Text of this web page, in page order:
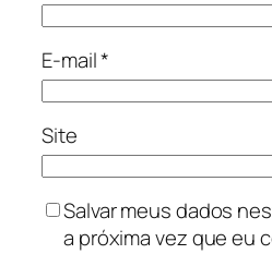
E-mail*
Site
Salvar meus dados
a próxima vez que eu